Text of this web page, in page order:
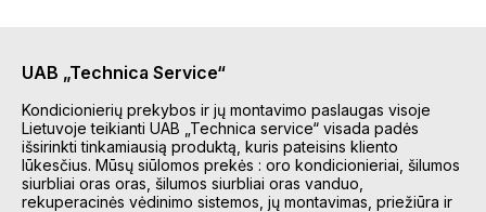
UAB „Technica Service“
Kondicionierių prekybos ir jų montavimo paslaugas visoje
Lietuvoje teikianti UAB „Technica service“ visada padės
išsirinkti tinkamiausią produktą, kuris pateisins kliento
lūkesčius. Mūsų siūlomos prekės : oro kondicionieriai, šilumos
siurbliai oras oras, šilumos siurbliai oras vanduo,
rekuperacinės vėdinimo sistemos, jų montavimas, priežiūra ir